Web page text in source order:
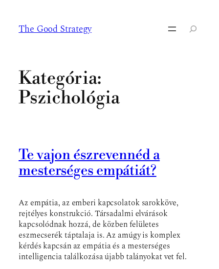
tartalomhoz
The Good Strategy Keresés
Kategória:
Pszichológia
Te vajon észrevennéd a
mesterséges empátiát?
Az empátia, az emberi kapcsolatok sarokköve,
rejtélyes konstrukció. Társadalmi elvárások
kapcsolódnak hozzá, de közben felületes
eszmecserék táptalaja is. Az amúgy is komplex
kérdés kapcsán az empátia és a mesterséges
intelligencia találkozása újabb talányokat vet fel.